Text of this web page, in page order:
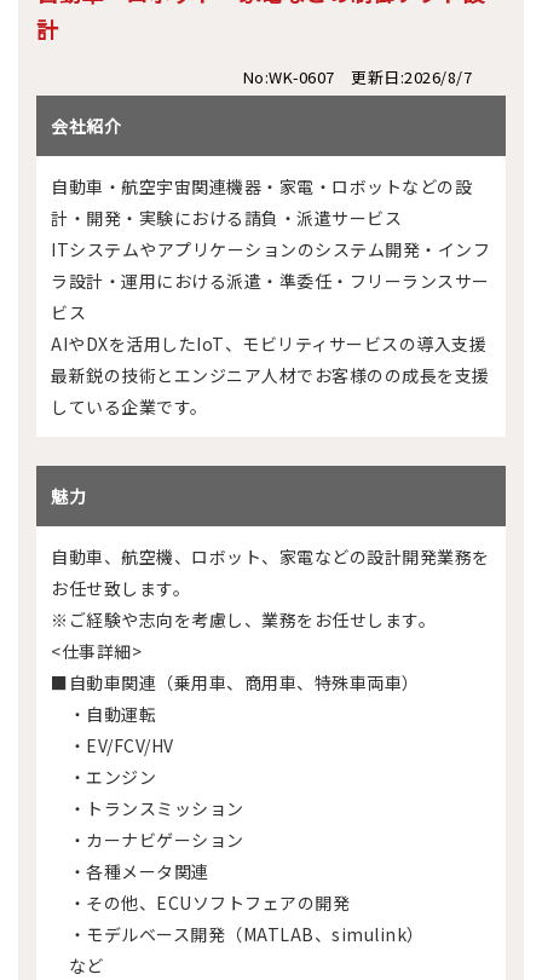
計
No:WK-0607 更新日:2026/8/7
会社紹介
自動車・航空宇宙関連機器・家電・ロボットなどの設
計・開発・実験における請負・派遣サービス
ITシステムやアプリケーションのシステム開発・インフ
ラ設計・運用における派遣・準委任・フリーランスサー
ビス
AIやDXを活用したIoT、モビリティサービスの導入支援
最新鋭の技術とエンジニア人材でお客様のの成長を支援
している企業です。
魅力
自動車、航空機、ロボット、家電などの設計開発業務を
お任せ致します。
※ご経験や志向を考慮し、業務をお任せします。
<仕事詳細>
■自動車関連（乗用車、商用車、特殊車両車）
・自動運転
・EV/FCV/HV
・エンジン
・トランスミッション
・カーナビゲーション
・各種メータ関連
・その他、ECUソフトフェアの開発
・モデルベース開発（MATLAB、simulink）
など